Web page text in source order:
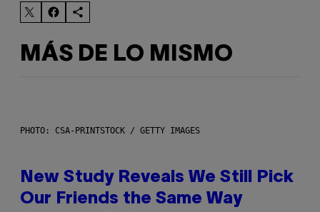
MÁS DE LO MISMO
PHOTO: CSA-PRINTSTOCK / GETTY IMAGES
New Study Reveals We Still Pick
Our Friends the Same Way